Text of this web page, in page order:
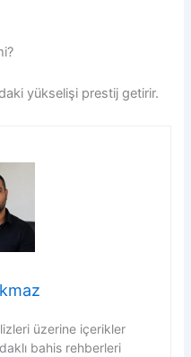
yükselişi prestij getirir.
üzerine içerikler
bahis rehberleri